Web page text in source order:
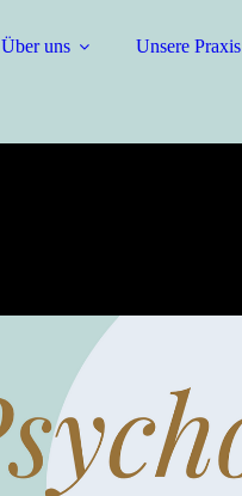
Über uns Unsere Praxis